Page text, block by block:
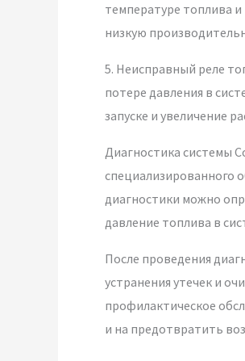
температуре топлива
низкую
5. Неисправный реле
потере давления в
запуске и увеличение
Диагностика системы
специализированного
диагностики можно
давление топлива в
После проведения
устранения утечек и
профилактическое
и на предотвратить